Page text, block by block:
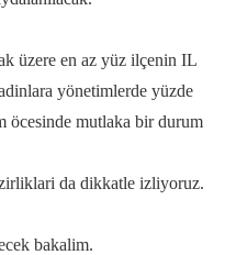
üzere en az yüz ilçenin IL
yönetimlerde yüzde
öcesinde mutlaka bir durum
da dikkatle izliyoruz.
bakalim.